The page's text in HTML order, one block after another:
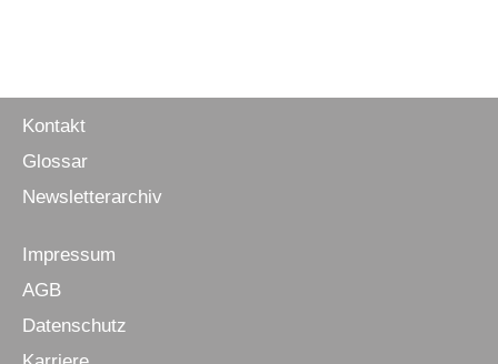
Kontakt
Glossar
Newsletter­archiv
Impressum
AGB
Daten­schutz